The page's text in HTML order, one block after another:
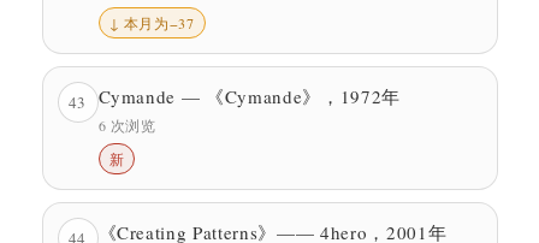
↓ 本月为−37
43 Cymande — 《Cymande》，1972年
6 次浏览
新
44 《Creating Patterns》—— 4hero，2001年